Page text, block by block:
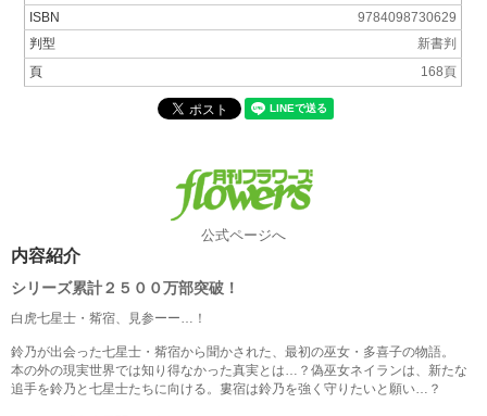
ISBN
9784098730629
判型
新書判
頁
168頁
公式ページへ
内容紹介
シリーズ累計２５００万部突破！
白虎七星士・觜宿、見参ーー…！
鈴乃が出会った七星士・觜宿から聞かされた、最初の巫女・多喜子の物語。
本の外の現実世界では知り得なかった真実とは…？偽巫女ネイランは、新たな
追手を鈴乃と七星士たちに向ける。婁宿は鈴乃を強く守りたいと願い…？